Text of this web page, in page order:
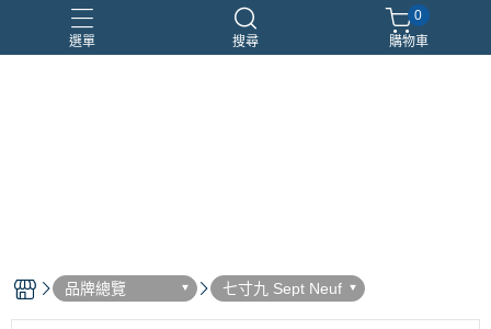
選單 搜尋
0
購物車
品牌總覽 七寸九 Sept Neuf